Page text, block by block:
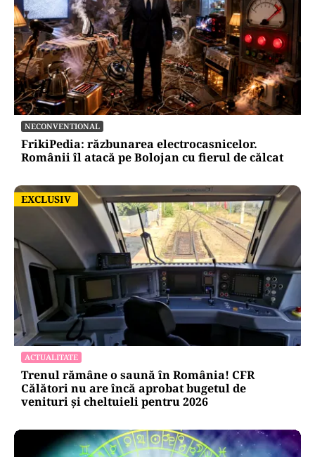
NECONVENTIONAL
FrikiPedia: răzbunarea electrocasnicelor.
Românii îl atacă pe Bolojan cu fierul de călcat
EXCLUSIV
EXCLUSIV
ACTUALITATE
Trenul rămâne o saună în România! CFR
Călători nu are încă aprobat bugetul de
venituri și cheltuieli pentru 2026